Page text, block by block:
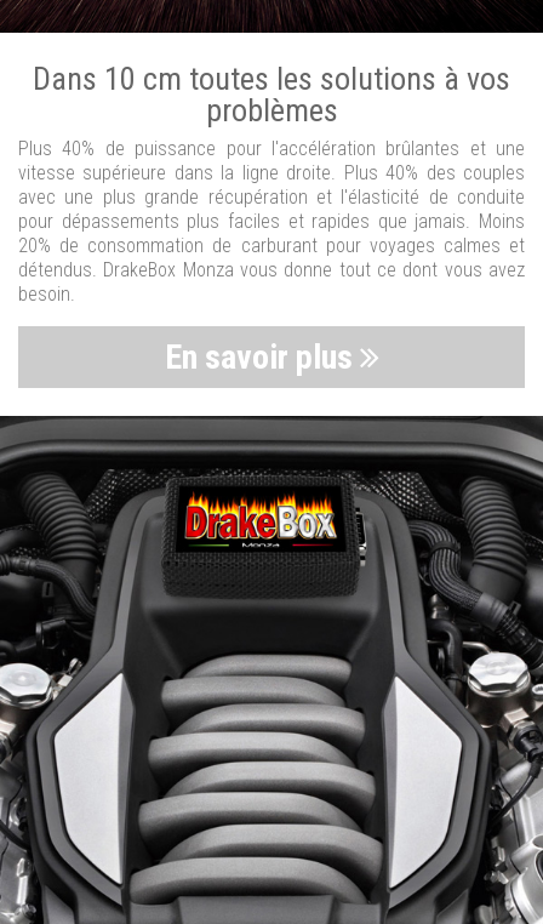
Dans 10 cm toutes les solutions à vos
problèmes
Plus 40% de puissance pour l'accélération brûlantes et une
vitesse supérieure dans la ligne droite. Plus 40% des couples
avec une plus grande récupération et l'élasticité de conduite
pour dépassements plus faciles et rapides que jamais. Moins
20% de consommation de carburant pour voyages calmes et
détendus. DrakeBox Monza vous donne tout ce dont vous avez
besoin.
En savoir plus